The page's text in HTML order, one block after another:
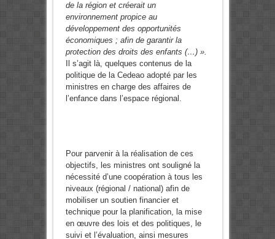
de la région et créeraitun
environnement propice au
développement des opportunités
économiques ; afin de garantir la
protection des droits des enfants (…) ».
Il s’agit là, quelques contenus de la
politique de la Cedeao adopté par les
ministres en charge des affaires de
l’enfance dans l’espace régional.
Pour parvenir à la réalisation de ces
objectifs, les ministres ont souligné la
nécessité d’une coopération à tous les
niveaux (régional / national) afin de
mobiliser un soutien financier et
technique pour la planification, la mise
en œuvre des lois et des politiques, le
suivi et l’évaluation, ainsi mesures